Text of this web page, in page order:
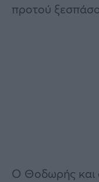
προτού
Ο Θοδωρής και